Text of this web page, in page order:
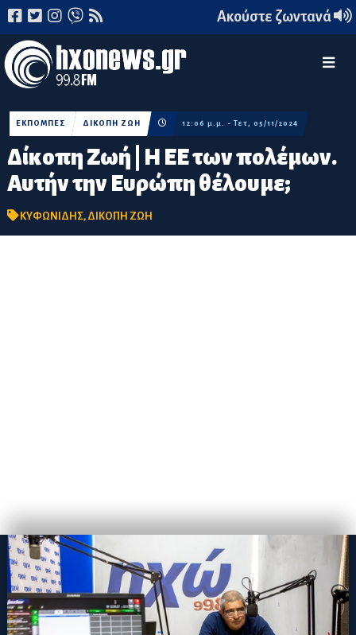
Ακούστε ζωντανά
Δίκοπη Ζωή | Η ΕΕ των πολέμων.
Αυτήν την Ευρώπη θέλουμε;
ΕΚΠΟΜΠΕΣ ΔΙΚΟΠΗ ΖΩΗ 12:06 μ.μ. - Τετ, 05/11/2024
ΚΥΦΩΝΙΔΗΣ, ΔΙΚΟΠΗ ΖΩΗ